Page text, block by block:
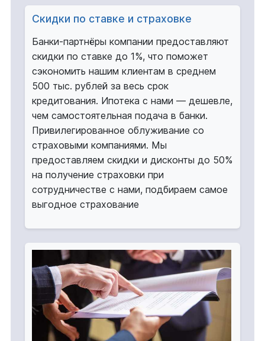
Скидки по ставке и страховке
Банки-партнёры компании предоставляют
скидки по ставке до 1%, что поможет
сэкономить нашим клиентам в среднем
500 тыс. рублей за весь срок
кредитования. Ипотека с нами — дешевле,
чем самостоятельная подача в банки.
Привилегированное облуживание со
страховыми компаниями. Мы
предоставляем скидки и дисконты до 50%
на получение страховки при
сотрудничестве с нами, подбираем самое
выгодное страхование